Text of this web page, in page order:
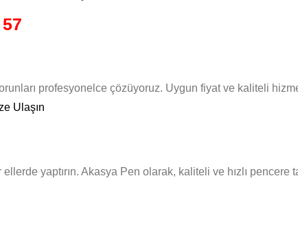
profesyonelce çözüyoruz. Uygun fiyat ve kaliteli
Ulaşın
yaptırın. Akasya Pen olarak, kaliteli ve hızlı